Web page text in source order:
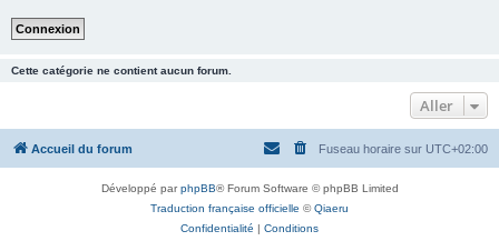
Cette catégorie ne contient aucun forum.
Aller
Accueil du forum Fuseau horaire sur UTC+02:00
Développé parphpBB® Forum Software © phpBB Limited
Traduction française officielle ©Qiaeru
Confidentialité | Conditions